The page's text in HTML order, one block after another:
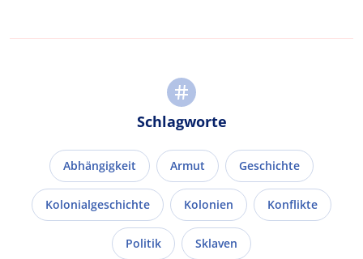
Schlagworte
Abhängigkeit Armut Geschichte
Kolonialgeschichte Kolonien Konflikte
Politik Sklaven